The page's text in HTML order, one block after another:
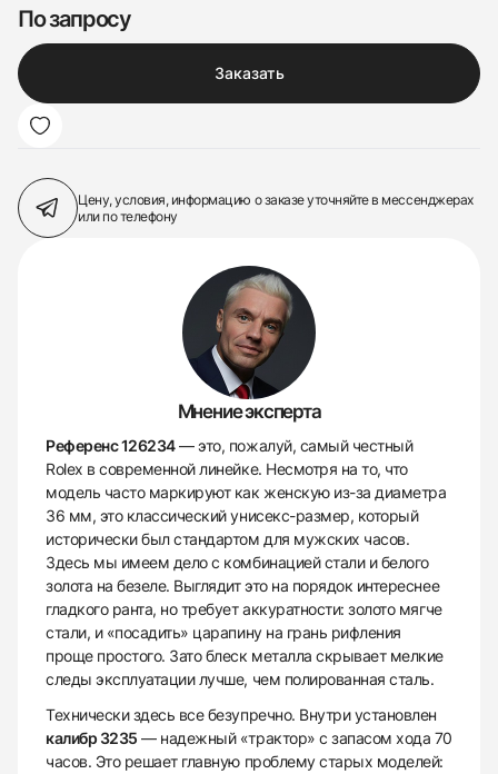
По запросу
Заказать
Цену, условия, информацию о заказеуточняйте в мессенджерах
или по телефону
Мнение эксперта
Референс 126234— это, пожалуй, самый честный
Rolex в современной линейке. Несмотря на то, что
модель часто маркируют как женскую из-за диаметра
36 мм, это классический унисекс-размер, который
исторически был стандартом для мужских часов.
Здесь мы имеем дело с комбинацией стали и белого
золота на безеле. Выглядит это на порядок интереснее
гладкого ранта, но требует аккуратности: золото мягче
стали, и «посадить» царапину на грань рифления
проще простого. Зато блеск металла скрывает мелкие
следы эксплуатации лучше, чем полированная сталь.
Технически здесь все безупречно. Внутри установлен
калибр 3235 — надежный «трактор» с запасом хода 70
часов. Это решает главную проблему старых моделей: